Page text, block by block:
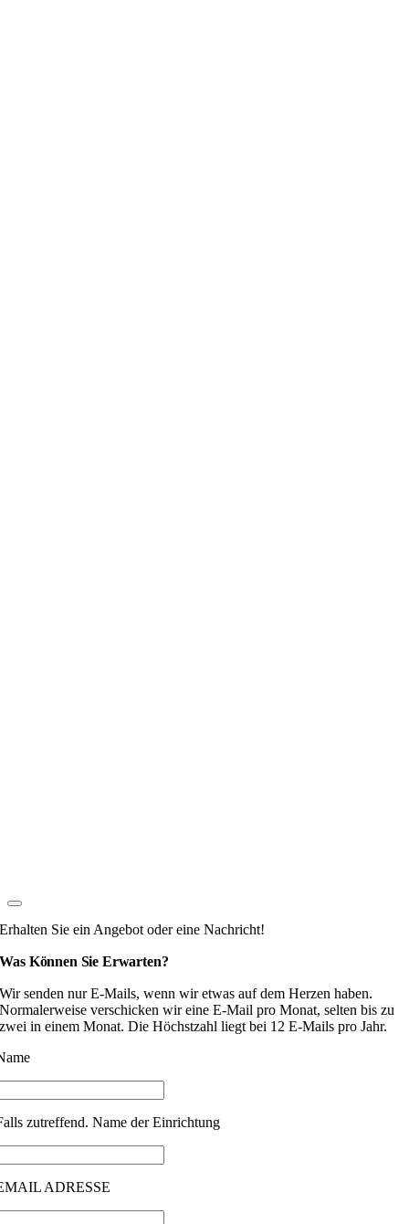
Erhalten Sie ein Angebot oder eine Nachricht!
Was Können Sie Erwarten?
Wir senden nur E-Mails, wenn wir etwas auf dem Herzen haben.
Normalerweise verschicken wir eine E-Mail pro Monat, selten bis zu
zwei in einem Monat. Die Höchstzahl liegt bei 12 E-Mails pro Jahr.
zutreffend. Name der Einrichtung
ADRESSE